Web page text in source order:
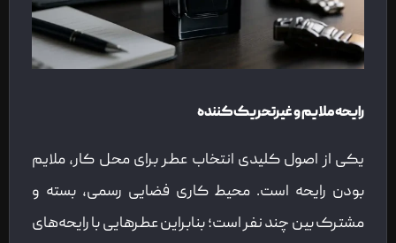
رایحه ملایم و غیرتحریک‌کننده
یکی از اصول کلیدی انتخاب عطر برای محل کار، ملایم
بودن رایحه است. محیط کاری فضایی رسمی، بسته و
مشترک بین چند نفر است؛ بنابراین عطرهایی با رایحه‌های